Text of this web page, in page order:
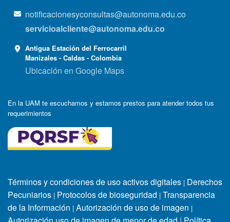
notificacionesyconsultas@autonoma.edu.co
servicioalcliente@autonoma.edu.co
Antigua Estación del Ferrocarril
Manizales - Caldas - Colombia
Ubicación en Google Maps
En la UAM te escuchamos y estamos prestos para atender todos tus
requerimientos
Términos y condiciones de uso activos digitales | Derechos
Pecuniarios | Protocolos de bioseguridad | Transparencia
de la Información | Autorización de uso de imagen |